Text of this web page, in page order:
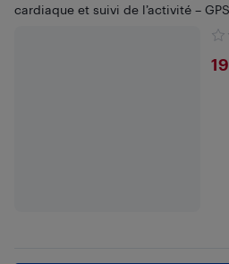
cardiaque et suivi de l’activité –